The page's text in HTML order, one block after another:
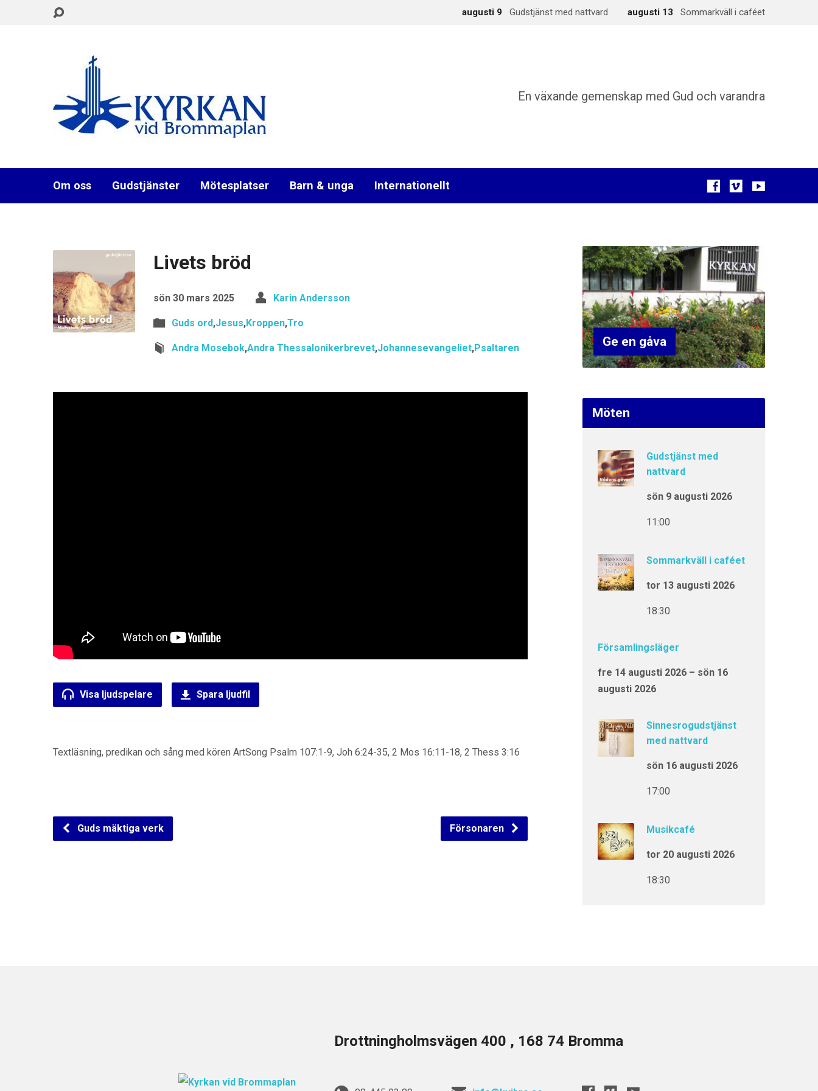
augusti 9 Gudstjänst med nattvard augusti 13 Sommarkväll i caféet
En växande gemenskap med Gud och varandra
Om oss Gudstjänster Mötesplatser Barn & unga Internationellt
Livets bröd
sön 30 mars 2025 Karin Andersson
Guds ord,Jesus,Kroppen,Tro
Andra Mosebok,Andra Thessalonikerbrevet,Johannesevangeliet,Psaltaren
Visa ljudspelare Spara ljudfil
Textläsning, predikan och sång med kören ArtSong Psalm 107:1-9, Joh 6:24-35, 2 Mos 16:11-18, 2 Thess 3:16
Guds mäktiga verk Försonaren
Ge en gåva
Möten
Gudstjänst med
nattvard
sön 9 augusti 2026
11:00
Sommarkväll i caféet
tor 13 augusti 2026
18:30
Församlingsläger
fre 14 augusti 2026 – sön 16
augusti 2026
Sinnesrogudstjänst
med nattvard
sön 16 augusti 2026
17:00
Musikcafé
tor 20 augusti 2026
18:30
Drottningholmsvägen 400 , 168 74 Bromma